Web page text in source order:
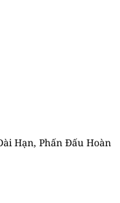
Hạn, Phấn Đấu Hoàn